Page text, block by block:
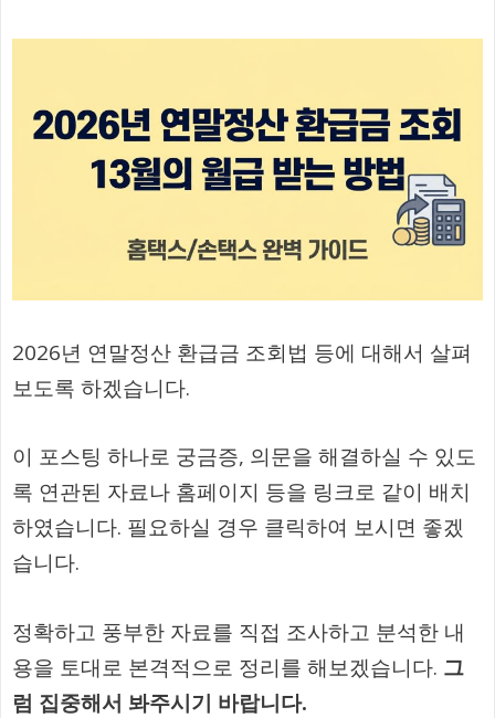
2026년 연말정산 환급금 조회법 등에 대해서 살펴
보도록 하겠습니다.
이 포스팅 하나로 궁금증, 의문을 해결하실 수 있도
록 연관된 자료나 홈페이지 등을 링크로 같이 배치
하였습니다. 필요하실 경우 클릭하여 보시면 좋겠
습니다.
정확하고 풍부한 자료를 직접 조사하고 분석한 내
용을 토대로 본격적으로 정리를 해보겠습니다. 그
럼 집중해서 봐주시기 바랍니다.